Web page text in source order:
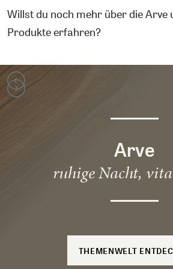
Willst du noch mehr über die Arve
Produkte erfahren?
Arve
ruhige Nacht,
THEMENWELT